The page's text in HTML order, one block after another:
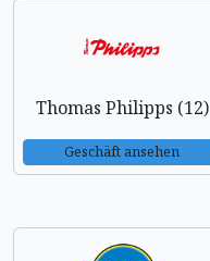
Thomas Philipps (12)
Geschäft ansehen